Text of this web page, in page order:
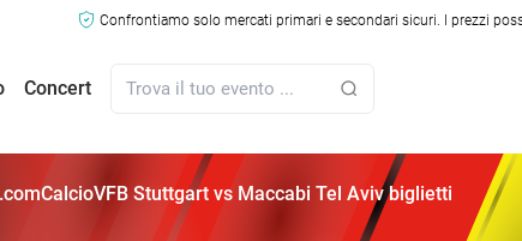
Confrontiamo solo mercati primari e secondari sicuri. I prezzi
Concert
CalcioVFB Stuttgart vs Maccabi Tel Aviv biglietti